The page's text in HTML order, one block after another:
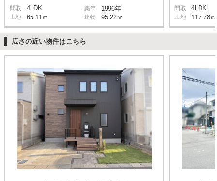
間取 4LDK 築年 1996年
土地 65.11㎡ 建物 95.22㎡
間取 4LDK
土地 117.78㎡
広さの近い物件はこちら